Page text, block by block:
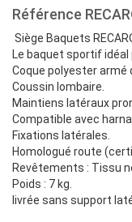
Référence
Siège Baquets
Le baquet sportif
Coque polyester armé
Coussin lombaire.
Maintiens latéraux
Compatible avec
Fixations latérales.
Homologué route
Revêtements : Tissu
Poids : 7 kg.
livrée sans support